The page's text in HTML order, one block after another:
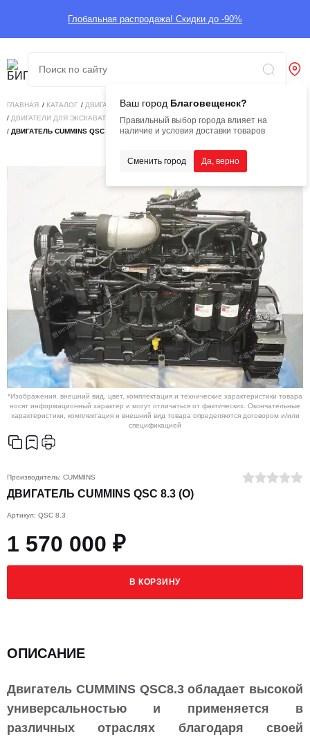
Глобальная распродажа! Скидки до -90%
Ваш город Благовещенск?
Правильный выбор города влияет на
наличие и условия доставки товаров
Сменить город Да, верно
ГЛАВНАЯ / КАТАЛОГ / ДВИГАТЕЛИ /ДВИГАТЕЛИ ДЛЯ СПЕЦТЕХНИКИ
/ ДВИГАТЕЛИ ДЛЯ ЭКСКАВАТОРОВ-ПОГРУЗЧИКОВ
/ ДВИГАТЕЛЬ CUMMINS QSC 8.3 (O)
*Изображения, внешний вид, цвет, комплектация и технические характеристики товара
носят информационный характер и могут отличаться от фактических. Окончательные
характеристики, комплектация и внешний вид товара определяются договором и/или
спецификацией
Производитель: CUMMINS
ДВИГАТЕЛЬ CUMMINS QSC 8.3 (O)
Артикул: QSC 8.3
1 570 000 ₽
В КОРЗИНУ
ОПИСАНИЕ
Двигатель CUMMINS QSC8.3 обладает высокой
универсальностью и применяется в
различных отраслях благодаря своей